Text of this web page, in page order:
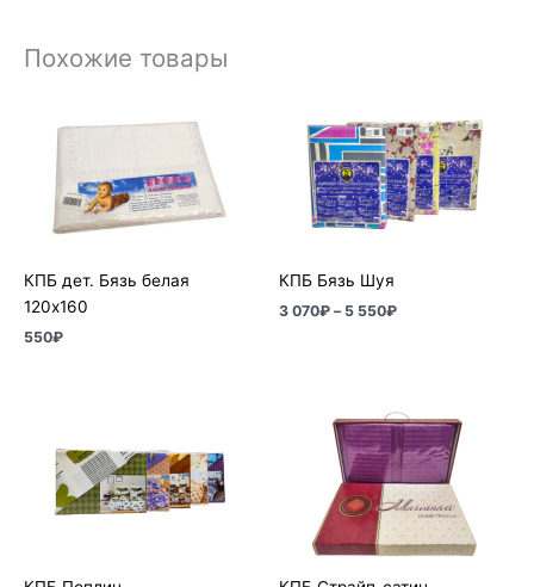
Похожие товары
КПБ дет. Бязь белая
120х160
550₽
КПБ Бязь Шуя
3 070₽ – 5 550₽
3
070₽
–
5
550₽
740₽
–
4
740₽
цен:
200₽
–
9
100₽